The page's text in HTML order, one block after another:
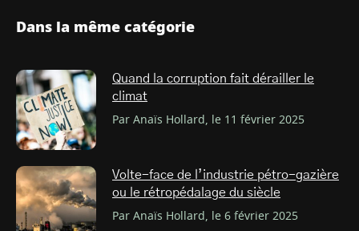
Dans la même catégorie
Quand la corruption fait dérailler le
climat
Par Anaïs Hollard, le 11 février 2025
Volte-face de l’industrie pétro-gazière
ou le rétropédalage du siècle
Par Anaïs Hollard, le 6 février 2025